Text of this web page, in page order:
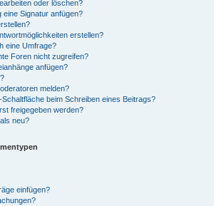
oder löschen?
eine Signatur anfügen?
erstellen?
eine Umfrage?
Foren nicht zugreifen?
anfügen?
melden?
beim Schreiben eines Beitrags?
freigegeben werden?
neu?
einfügen?